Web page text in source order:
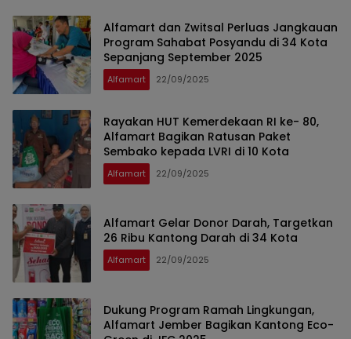
Alfamart dan Zwitsal Perluas Jangkauan
Program Sahabat Posyandu di 34 Kota
Sepanjang September 2025
Alfamart 22/09/2025
Rayakan HUT Kemerdekaan RI ke- 80,
Alfamart Bagikan Ratusan Paket
Sembako kepada LVRI di 10 Kota
Alfamart 22/09/2025
Alfamart Gelar Donor Darah, Targetkan
26 Ribu Kantong Darah di 34 Kota
Alfamart 22/09/2025
Dukung Program Ramah Lingkungan,
Alfamart Jember Bagikan Kantong Eco-